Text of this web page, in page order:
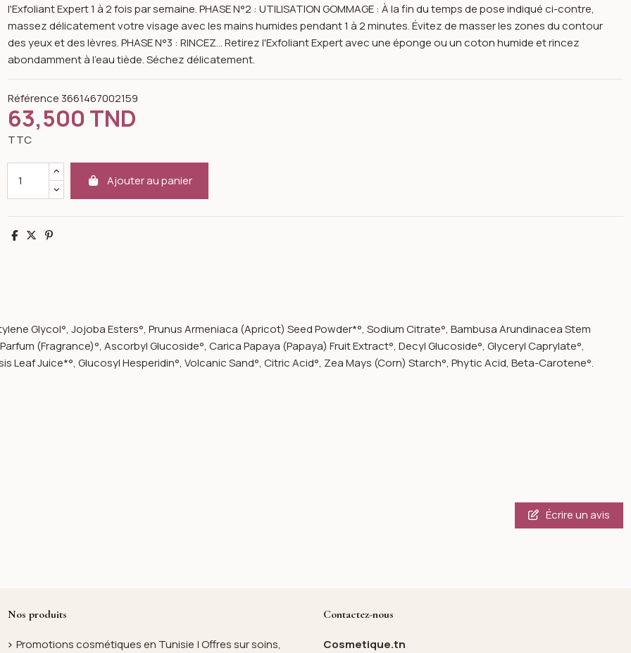
l'Exfoliant Expert 1 à 2 fois par semaine. PHASE N°2 : UTILISATION GOMMAGE : À la fin du temps de pose indiqué ci-contre,
massez délicatement votre visage avec les mains humides pendant 1 à 2 minutes. Évitez de masser les zones du contour
des yeux et des lèvres. PHASE N°3 : RINCEZ... Retirez l'Exfoliant Expert avec une éponge ou un coton humide et rincez
abondamment à l'eau tiède. Séchez délicatement.
Référence 3661467002159
63,500 TND
TTC
Ajouter au panier
Partager
TweetPinterest
Glycol°, Jojoba Esters°, Prunus Armeniaca (Apricot) Seed Powder*°, Sodium Citrate°, Bambusa Arundinacea Stem
(Fragrance)°, Ascorbyl Glucoside°, Carica Papaya (Papaya) Fruit Extract°, Decyl Glucoside°, Glyceryl Caprylate°,
Leaf Juice*°, Glucosyl Hesperidin°, Volcanic Sand°, Citric Acid°, Zea Mays (Corn) Starch°, Phytic Acid, Beta-Carotene°.
Écrire un avis
Nos produits
Promotions cosmétiques en Tunisie | Offres sur soins,
Contactez-nous
Cosmetique.tn